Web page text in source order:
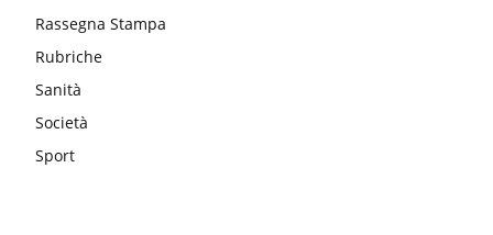
Rassegna Stampa
Rubriche
Sanità
Società
Sport